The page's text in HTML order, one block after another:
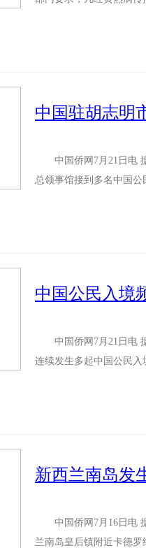
中国侨网7月21日电 据
总领事馆接到多名中国
中国侨网7月21日电 据中国驻突尼斯使馆微信公众号消息，近期，突尼斯迦太基国际机场
连续发生多起中国公民
中国侨网7月16日电 据
兰南岛皇后镇附近卡德罗